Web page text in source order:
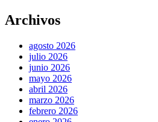
Archivos
agosto 2026
julio 2026
junio 2026
mayo 2026
abril 2026
marzo 2026
febrero 2026